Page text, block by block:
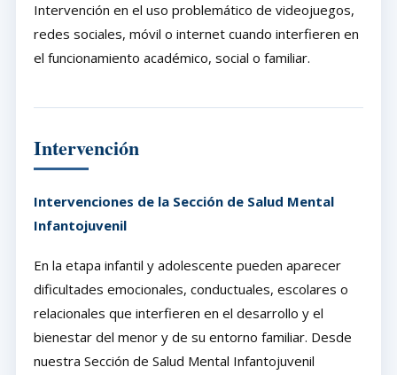
Intervención en el uso problemático de videojuegos,
redes sociales, móvil o internet cuando interfieren en
el funcionamiento académico, social o familiar.
Intervención
Intervenciones de la Sección de Salud Mental
Infantojuvenil
En la etapa infantil y adolescente pueden aparecer
dificultades emocionales, conductuales, escolares o
relacionales que interfieren en el desarrollo y el
bienestar del menor y de su entorno familiar. Desde
nuestra Sección de Salud Mental Infantojuvenil